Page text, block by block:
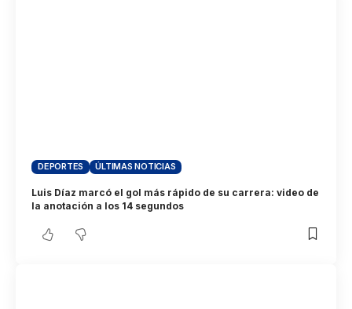
DEPORTES ÚLTIMAS NOTICIAS
Luis Díaz marcó el gol más rápido de su carrera: video de
la anotación a los 14 segundos